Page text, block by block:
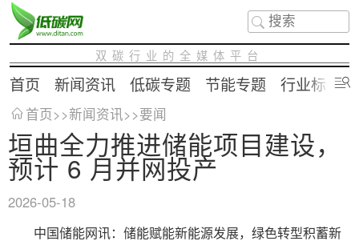
双碳行业的全媒体平台
首页 新闻资讯 低碳专题 节能专题 行业标准
首页>>新闻资讯>>要闻
垣曲全力推进储能项目建设，
预计 6 月并网投产
2026-05-18
中国储能网讯：储能赋能新能源发展，绿色转型积蓄新